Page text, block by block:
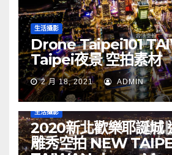
生活攝影
Drone Taipei101
Taipei夜景 空拍素材
2 月 18, 2021 ADMIN
生活攝影
2020新北歡樂耶誕城
雕秀空拍 NEW